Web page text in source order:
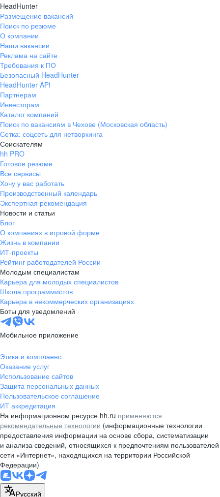
HeadHunter
Размещение вакансий
Поиск по резюме
О компании
Наши вакансии
Реклама на сайте
Требования к ПО
Безопасный HeadHunter
HeadHunter API
Партнерам
Инвесторам
Каталог компаний
Поиск по вакансиям в Чехове (Московская область)
Сетка: соцсеть для нетворкинга
Соискателям
hh PRO
Готовое резюме
Все сервисы
Хочу у вас работать
Производственный календарь
Экспертная рекомендация
Новости и статьи
Блог
О компаниях в игровой форме
Жизнь в компании
ИТ-проекты
Рейтинг работодателей России
Молодым специалистам
Карьера для молодых специалистов
Школа программистов
Карьера в некоммерческих организациях
Боты для уведомлений
Мобильное приложение
Этика и комплаенс
Оказание услуг
Использование сайтов
Защита персональных данных
Пользовательское соглашение
ИТ аккредитация
На информационном ресурсе hh.ru применяются
рекомендательные технологии (информационные технологии
предоставления информации на основе сбора, систематизации
и анализа сведений, относящихся к предпочтениям пользователей
сети «Интернет», находящихся на территории Российской
Федерации)
Русский